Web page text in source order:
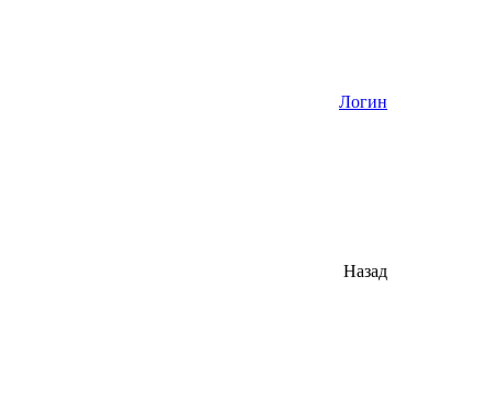
Логин
Назад